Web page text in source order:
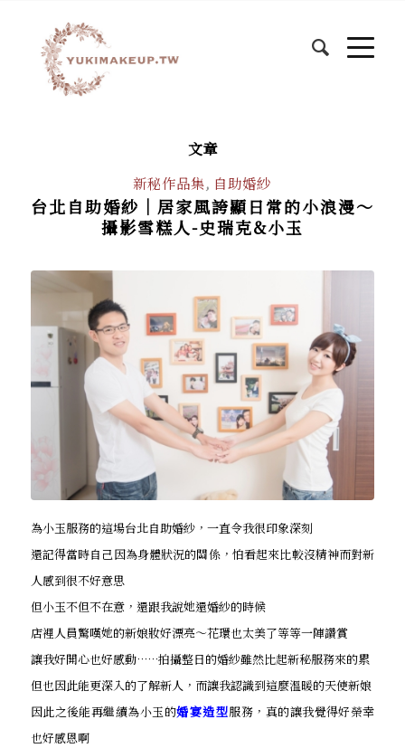
文章
新秘作品集, 自助婚紗
台北自助婚紗│居家風誇顯日常的小浪漫～
攝影雪糕人-史瑞克&小玉
為小玉服務的這場台北自助婚紗，一直令我很印象深刻
還記得當時自己因為身體狀況的關係，怕看起來比較沒精神而對新
人感到很不好意思
但小玉不但不在意，還跟我說她還婚紗的時候
店裡人員驚嘆她的新娘妝好漂亮～花環也太美了等等一陣讚賞
讓我好開心也好感動……拍攝整日的婚紗雖然比起新秘服務來的累
但也因此能更深入的了解新人，而讓我認識到這麼溫暖的天使新娘
因此之後能再繼續為小玉的婚宴造型服務，真的讓我覺得好榮幸
也好感恩啊